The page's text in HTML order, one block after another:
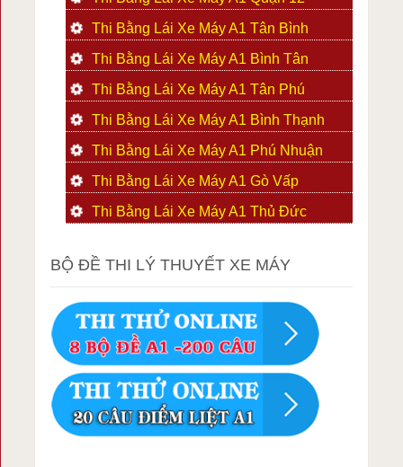
Thi Bằng Lái Xe Máy A1 Tân Bình
Thi Bằng Lái Xe Máy A1 Bình Tân
Thi Bằng Lái Xe Máy A1 Tân Phú
Thi Bằng Lái Xe Máy A1 Bình Thạnh
Thi Bằng Lái Xe Máy A1 Phú Nhuận
Thi Bằng Lái Xe Máy A1 Gò Vấp
Thi Bằng Lái Xe Máy A1 Thủ Đức
BỘ ĐỀ THI LÝ THUYẾT XE MÁY